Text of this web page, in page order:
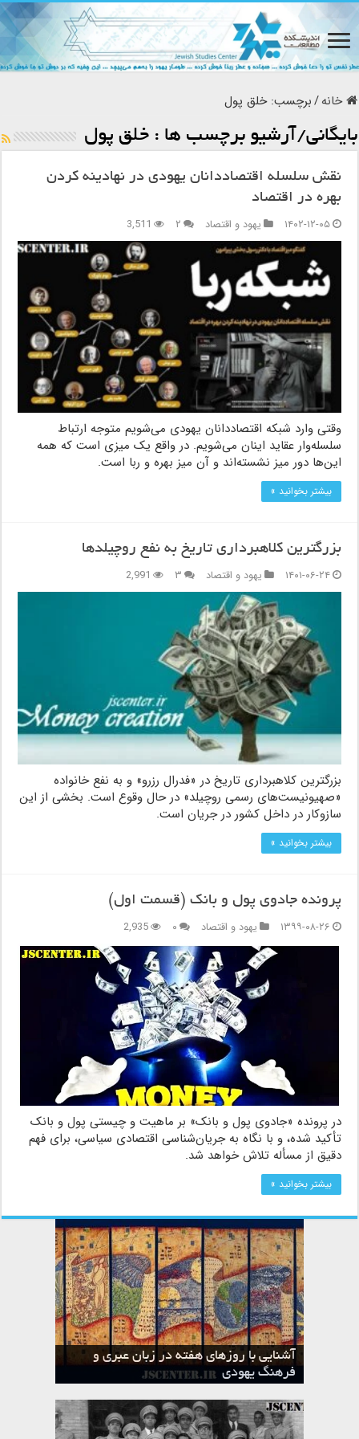
خانه/برچسب:خلق پول
بایگانی/آرشیو برچسب ها :خلق پول
نقش سلسله اقتصاددانان یهودی در نهادینه کردن
بهره در اقتصاد
۱۴۰۲-۱۲-۰۵
یهود و اقتصاد ۲ 3,511
وقتی وارد شبکه اقتصاددانان یهودی می‌شویم متوجه ارتباط
سلسله‌وار عقاید اینان می‌شویم. در واقع یک میزی است که همه
این‌ها دور میز نشسته‌اند و آن میز بهره و ربا است.
بیشتر بخوانید »
بزرگترین کلاهبرداری تاریخ به نفع روچیلدها
۱۴۰۱-۰۶-۲۴
یهود و اقتصاد ۳ 2,991
بزرگترین کلاهبرداری تاریخ در «فدرال رزرو» و به نفع خانواده
«صهیونیست‌های رسمی روچیلد» در حال وقوع است. بخشی از این
سازوکار در داخل کشور در جریان است.
بیشتر بخوانید »
پرونده جادوی پول و بانک (قسمت اول)
۱۳۹۹-۰۸-۲۶
یهود و اقتصاد ۰ 2,935
در پرونده «جادوی پول و بانک» بر ماهیت و چیستی پول و بانک
تأکید شده، و با نگاه به جریان‌شناسی اقتصادی سیاسی، برای فهم
دقیق از مسأله تلاش خواهد شد.
بیشتر بخوانید »
آشنایی با روزهای هفته در زبان عبری و
فرهنگ یهودی
ماه نیسان در تقویم عبری و میراث یهود
تقویم عبری
ماه شواط در تقویم عبری و میراث یهود
ماه طوت در تقویم عبری و میراث یهود
ماه حشوان در تقویم عبری و میراث یهود
ماه تیشری در تقویم عبری و میراث یهود
ماه الول در تقویم عبری و میراث یهود